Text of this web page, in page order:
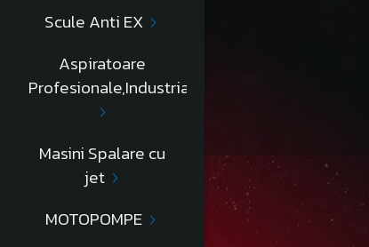
Scule Anti EX
Aspiratoare
Profesionale,Industriale
Masini Spalare cu
jet
MOTOPOMPE